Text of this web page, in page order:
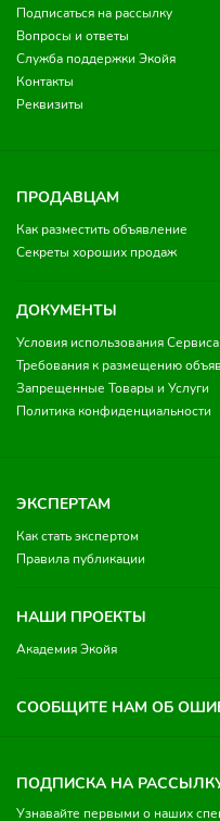
Подписаться на рассылку
Вопросы и ответы
Служба поддержки Экойя
Контакты
Реквизиты
ПРОДАВЦАМ
Как разместить объявление
Секреты хороших продаж
ДОКУМЕНТЫ
Условия использования
Требования к размещению
Запрещенные Товары и Услуги
Политика конфиденциальности
ЭКСПЕРТАМ
Как стать экспертом
Правила публикации
НАШИ ПРОЕКТЫ
Академия Экойя
СООБЩИТЕ НАМ ОБ
ПОДПИСКА НА
Узнавайте первыми о наших